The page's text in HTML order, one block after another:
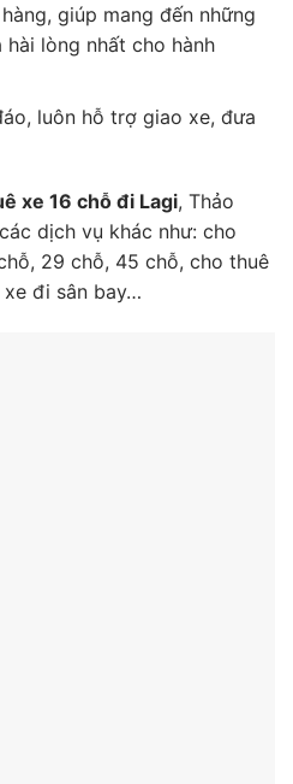
giúp mang đến những
lòng nhất cho hành
luôn hỗ trợ giao xe, đưa
xe 16 chỗ đi Lagi, Thảo
dịch vụ khác như: cho
29 chỗ, 45 chỗ, cho thuê
xe đi sân bay…